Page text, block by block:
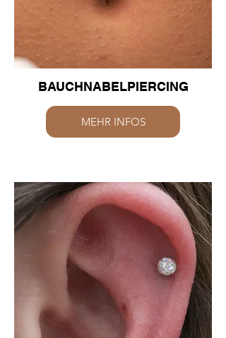
BAUCHNABELPIERCING
MEHR INFOS